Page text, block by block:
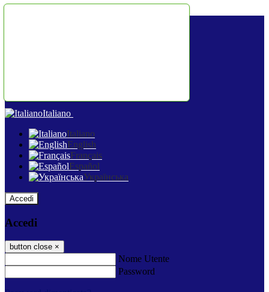
Italiano
Italiano
English
Français
Español
Українська
Accedi
Accedi
button close ×
Nome Utente
Password